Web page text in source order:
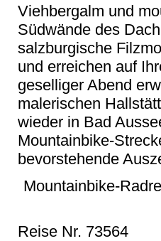
Viehbergalm und
Südwände des
salzburgische
und erreichen auf
geselliger Abend
malerischen
wieder in Bad
Mountainbike-
bevorstehende
Mountainbike-
Reise Nr. 73564